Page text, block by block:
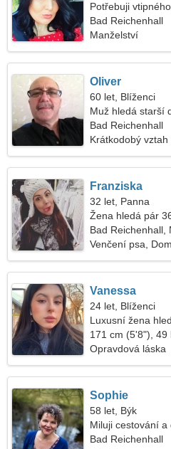
Potřebuji
Bad Reichenhall
Manželství
Oliver
60 let, Blíženci
Muž hledá starší
Bad Reichenhall
Krátkodobý vztah
Franziska
32 let, Panna
Žena hledá pár
Bad Reichenhall,
Venčení psa,
Vanessa
24 let, Blíženci
Luxusní žena
171 cm (5'8"), 49
Opravdová láska
Sophie
58 let, Býk
Miluji cestování a
Bad Reichenhall